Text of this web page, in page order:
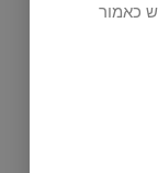
Apple's and
כאמור